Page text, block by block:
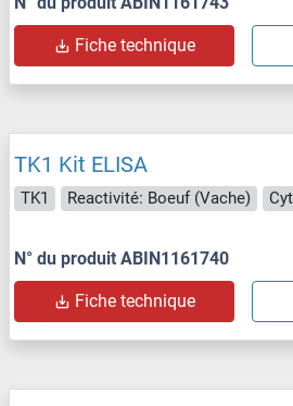
Fiche technique
TK1 Kit ELISA
TK1 Reactivité: Boeuf (Vache)
N° du produit ABIN1161740
Fiche technique